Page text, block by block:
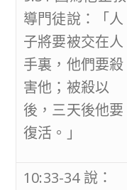
導門徒說：「人
子將要被交在人
手裏，他們要殺
害他；被殺以
後，三天後他要
復活。」
10:33-34 說：